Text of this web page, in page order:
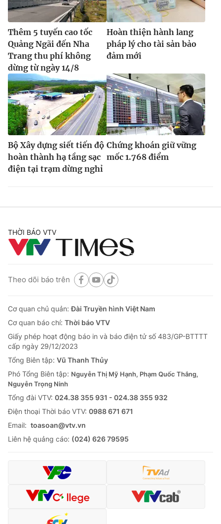
Thêm 5 tuyến cao tốc
Quảng Ngãi đến Nha
Trang thu phí không
dừng từ ngày 14/8
Hoàn thiện hành lang
pháp lý cho tài sản bảo
đảm mới
Bộ Xây dựng siết tiến độ
hoàn thành hạ tầng sạc
điện tại trạm dừng nghỉ
Chứng khoán giữ vững
mốc 1.768 điểm
THỜI BÁO VTV
Theo dõi báo trên
Cơ quan chủ quản:Đài Truyền hình Việt Nam
Cơ quan báo chí: Thời báo VTV
Giấy phép hoạt động báo in và báo điện tử số 483/GP-BTTTT
cấp ngày 29/12/2023
Tổng Biên tập: Vũ Thanh Thủy
Phó Tổng Biên tập: Nguyễn Thị Mỹ Hạnh, Phạm Quốc Thắng,
Nguyễn Trọng Ninh
Tổng đài VTV: 024.38 355 931 - 024.38 355 932
Ðiện thoại Thời báo VTV: 0988 671 671
Email: toasoan@vtv.vn
Liên hệ quảng cáo: (024) 626 79595